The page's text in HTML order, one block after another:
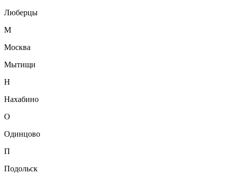
Люберцы
М
Москва
Мытищи
Н
Нахабино
О
Одинцово
П
Подольск